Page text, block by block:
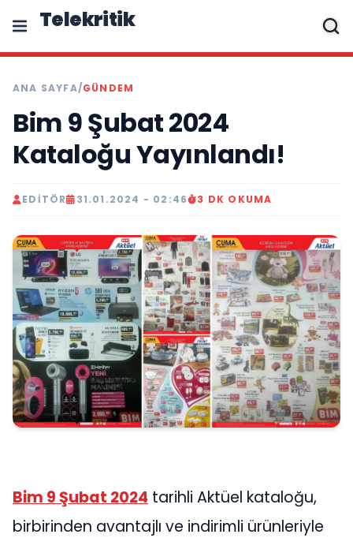
Telekritik
ANA SAYFA/GÜNDEM
Bim 9 Şubat 2024
Kataloğu Yayınlandı!
EDITÖR 31.01.2024 - 02:46 3 DK OKUMA
Bim 9 Şubat 2024 tarihli Aktüel kataloğu,
birbirinden avantajlı ve indirimli ürünleriyle